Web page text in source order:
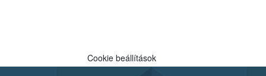
Cookie beállítások